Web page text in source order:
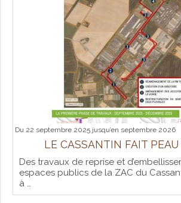
Du 22 septembre 2025 jusqu’en septembre 2026
LE CASSANTIN FAIT PEAU
Des travaux de reprise et
espaces publics de la ZAC du
à …